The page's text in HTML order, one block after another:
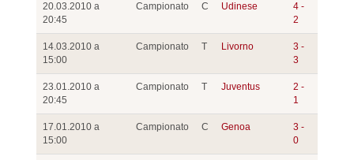
20.03.2010 a
20:45
Campionato C Udinese
4 -
2
14.03.2010 a
15:00
Campionato T Livorno
3 -
3
23.01.2010 a
20:45
Campionato T Juventus
2 -
1
17.01.2010 a
15:00
Campionato C Genoa
3 -
0